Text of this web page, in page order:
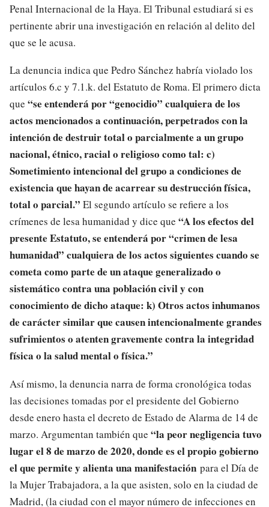
Penal Internacional de la Haya. El Tribunal estudiará si es
pertinente abrir una investigación en relación al delito del
que se le acusa.
La denuncia indica que Pedro Sánchez habría violado los
artículos 6.c y 7.1.k. del Estatuto de Roma. El primero dicta
que “se entenderá por “genocidio” cualquiera de los
actos mencionados a continuación, perpetrados con la
intención de destruir total o parcialmente a un grupo
nacional, étnico, racial o religioso como tal: c)
Sometimiento intencional del grupo a condiciones de
existencia que hayan de acarrear su destrucción física,
total o parcial.” El segundo artículo se refiere a los
crímenes de lesa humanidad y dice que “A los efectos del
presente Estatuto, se entenderá por “crimen de lesa
humanidad” cualquiera de los actos siguientes cuando se
cometa como parte de un ataque generalizado o
sistemático contra una población civil y con
conocimiento de dicho ataque: k) Otros actos inhumanos
de carácter similar que causen intencionalmente grandes
sufrimientos o atenten gravemente contra la integridad
física o la salud mental o física.”
Así mismo, la denuncia narra de forma cronológica todas
las decisiones tomadas por el presidente del Gobierno
desde enero hasta el decreto de Estado de Alarma de 14 de
marzo. Argumentan también que “la peor negligencia tuvo
lugar el 8 de marzo de 2020, donde es el propio gobierno
el que permite y alienta una manifestación para el Día de
la Mujer Trabajadora, a la que asisten, solo en la ciudad de
Madrid, (la ciudad con el mayor número de infecciones en